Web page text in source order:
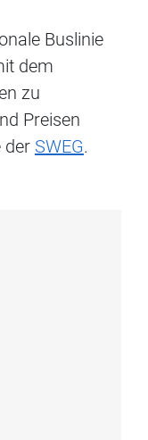
Buslinie
dem
zu
Preisen
der SWEG.